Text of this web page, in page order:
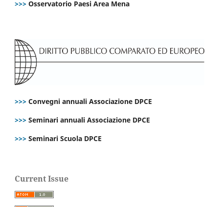
>>> Osservatorio Paesi Area Mena
>>> Convegni annuali Associazione DPCE
>>> Seminari annuali Associazione DPCE
>>> Seminari Scuola DPCE
Current Issue